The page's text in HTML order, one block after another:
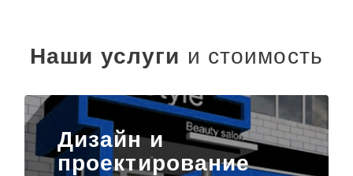
Наши услуги и стоимость
Дизайн и
проектирование